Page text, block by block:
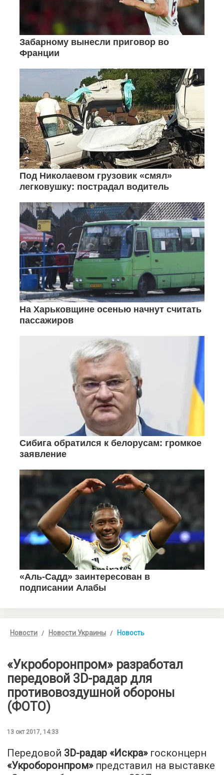
Новости Новости Украины Новость
«Укроборонпром» разработал
передовой 3D-радар для
противовоздушной обороны
(ФОТО)
13 окт 2017, 14:33
Передовой 3D-радар «Искра»госконцерн
«Укроборонпром»представил на выставке